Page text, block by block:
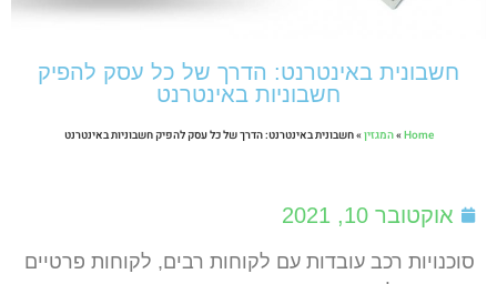
חשבונית באינטרנט: הדרך של כל עסק להפיק
חשבוניות באינטרנט
Home
»המגזין»חשבונית באינטרנט: הדרך של כל עסק להפיק חשבוניות באינטרנט
אוקטובר 10, 2021
סוכנויות רכב עובדות עם לקוחות רבים, לקוחות פרטיים